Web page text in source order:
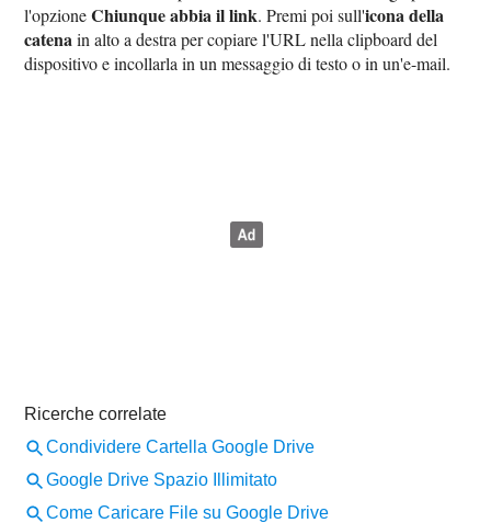
l'opzioneChiunque abbia il link. Premi poi sull'icona della
catenain alto a destra per copiare l'URL nella clipboard del
dispositivo e incollarla in un messaggio di testo o in un'e-mail.